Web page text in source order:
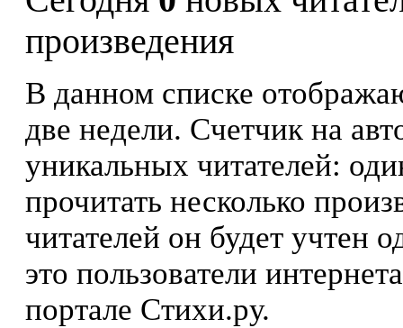
произведения
В данном списке
две недели. Счетчик на
уникальных читателей:
прочитать несколько
читателей он будет учтен
это пользователи
портале Стихи.ру.